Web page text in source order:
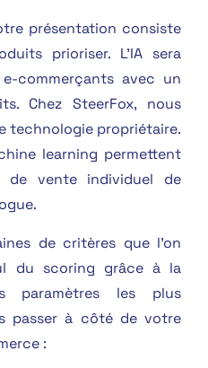
présentation consiste
prioriser. L’IA sera
commerçants avec un
Chez SteerFox, nous
technologie propriétaire.
learning permettent
vente individuel de
de critères que l’on
du scoring grâce à la
paramètres les plus
passer à côté de votre
: